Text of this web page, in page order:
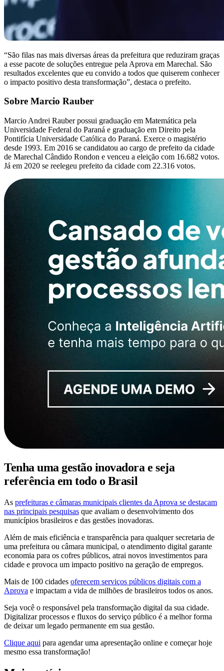
“São filas nas mais diversas áreas da prefeitura que reduziram graças
a esse pacote de soluções entregue pela Aprova em Marechal. São
resultados excelentes que eu convido a todos que quiserem conhecer
o impacto positivo desta transformação”, destaca o prefeito.
Sobre Marcio Rauber
Marcio Andrei Rauber possui graduação em Matemática pela
Universidade Federal do Paraná e graduação em Direito pela
Pontifícia Universidade Católica do Paraná. Exerce o magistério
desde 1993. Em 2016 se candidatou ao cargo de prefeito da cidade
de Marechal Cândido Rondon e venceu a eleição com 16.682 votos.
Já em 2020 se reelegeu prefeito da cidade com 22.316 votos.
Tenha uma gestão inovadora e seja
referência em todo o Brasil
As prefeituras e câmaras municipais clientes da Aprova se destacam
nas principais pesquisas que avaliam o desenvolvimento dos
municípios brasileiros e das gestões inovadoras.
Além de mais eficiência e transparência para qualquer secretaria de
uma prefeitura ou câmara municipal, o atendimento digital garante
economia para os cofres públicos, atrai novos investimentos para
cidade e provoca um impacto positivo na geração de empregos.
Mais de 100 cidades oferecem serviços públicos digitais com a
Aprova e impactam a vida de milhões de brasileiros todos os anos.
Seja você o responsável pela transformação digital da sua cidade.
Digitalizar processos e fluxos do serviço público é a melhor forma
de deixar um legado permanente em sua gestão.
Clique aqui para agendar uma apresentação online e começar hoje
mesmo essa transformação!